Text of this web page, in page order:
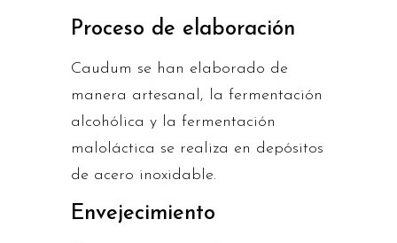
Proceso de elaboración
Caudum se han elaborado de
manera artesanal, la fermentación
alcohólica y la fermentación
maloláctica se realiza en depósitos
de acero inoxidable.
Envejecimiento